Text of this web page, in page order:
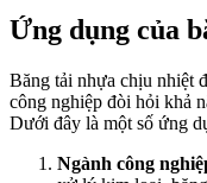
Ứng dụng của
Băng tải nhựa chịu nhiệt
công nghiệp đòi hỏi khả
Dưới đây là một số ứng
Ngành công